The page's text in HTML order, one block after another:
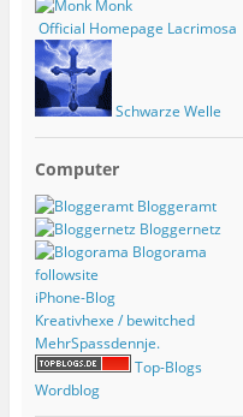
Monk
Official Homepage Lacrimosa
Schwarze Welle
Computer
Bloggeramt
Bloggernetz
Blogorama
followsite
iPhone-Blog
Kreativhexe / bewitched
MehrSpassdennje.
Top-Blogs
Wordblog